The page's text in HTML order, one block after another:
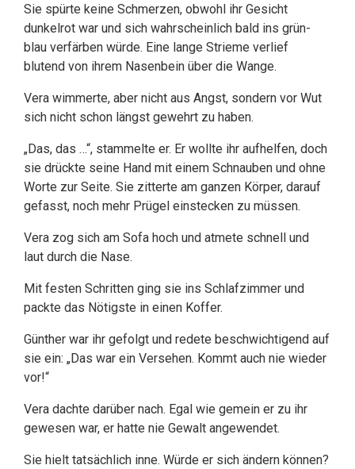
Sie spürte keine Schmerzen, obwohl ihr Gesicht
dunkelrot war und sich wahrscheinlich bald ins grün-
blau verfärben würde. Eine lange Strieme verlief
blutend von ihrem Nasenbein über die Wange.
Vera wimmerte, aber nicht aus Angst, sondern vor Wut
sich nicht schon längst gewehrt zu haben.
„Das, das …“, stammelte er. Er wollte ihr aufhelfen, doch
sie drückte seine Hand mit einem Schnauben und ohne
Worte zur Seite. Sie zitterte am ganzen Körper, darauf
gefasst, noch mehr Prügel einstecken zu müssen.
Vera zog sich am Sofa hoch und atmete schnell und
laut durch die Nase.
Mit festen Schritten ging sie ins Schlafzimmer und
packte das Nötigste in einen Koffer.
Günther war ihr gefolgt und redete beschwichtigend auf
sie ein: „Das war ein Versehen. Kommt auch nie wieder
vor!“
Vera dachte darüber nach. Egal wie gemein er zu ihr
gewesen war, er hatte nie Gewalt angewendet.
Sie hielt tatsächlich inne. Würde er sich ändern können?